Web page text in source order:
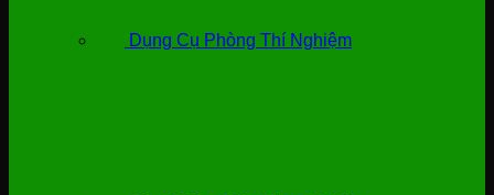
Dụng Cụ Phòng Thí Nghiệm